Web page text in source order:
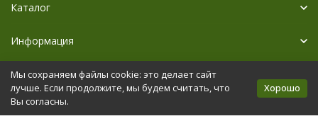
Каталог
Информация
Дополнительно
Политика персональных данных Карта сайта
Мы сохраняем файлы cookie: это делает сайт
лучше. Если продолжите, мы будем считать, что
Вы согласны.
Хорошо